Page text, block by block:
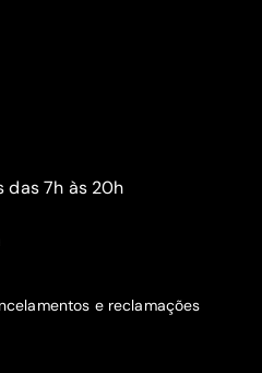
das 7h às 20h
e reclamações